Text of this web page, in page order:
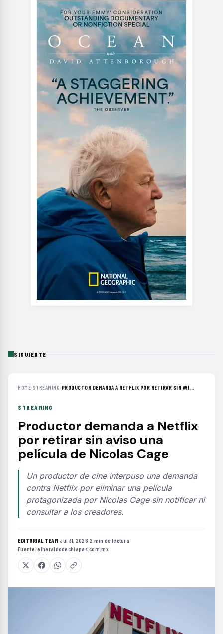
SIGUIENTE
HOME› STREAMING› PRODUCTOR DEMANDA A NETFLIX POR RETIRAR SIN AVI...
STREAMING
Productor demanda a Netflix
por retirar sin aviso una
película de Nicolas Cage
Un productor de cine interpuso una demanda
contra Netflix por eliminar una película
protagonizada por Nicolas Cage sin notificar ni
consultar a los creadores.
EDITORIAL TEAM·Jul 31, 2026·2 min de lectura·
Fuente:elheraldodechiapas.com.mx